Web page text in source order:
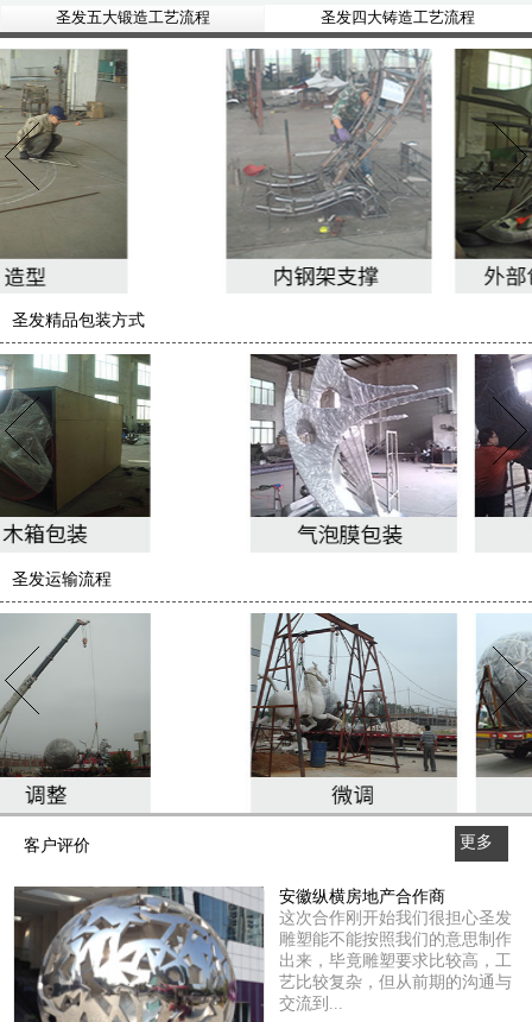
圣发五大锻造工艺流程 圣发四大铸造工艺流程
圣发精品包装方式
圣发运输流程
客户评价
更多
安徽纵横房地产合作商
这次合作刚开始我们很担心圣发
雕塑能不能按照我们的意思制作
出来，毕竟雕塑要求比较高，工
艺比较复杂，但从前期的沟通与
交流到...